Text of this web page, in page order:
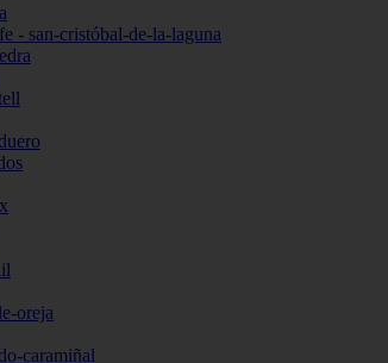
- san-cristóbal-de-la-laguna
oreja
caramiñal